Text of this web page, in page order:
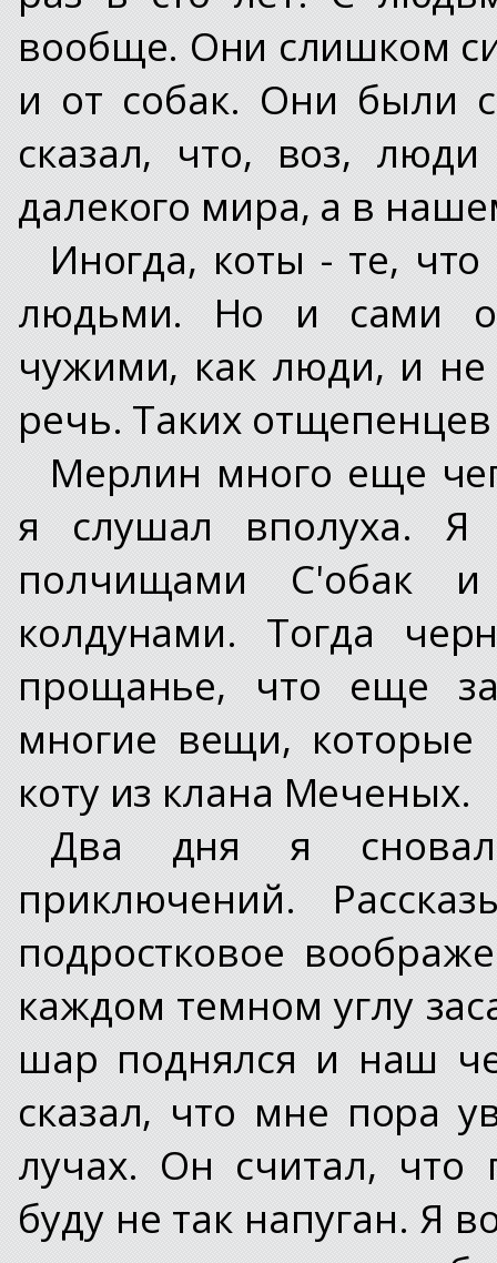
вообще. Они слишком
и от собак. Они были
сказал, что, воз,
далекого мира, а в
Иногда, коты - те,
людьми. Но и сами
чужими, как люди, и
речь. Таких
Мерлин много еще
я слушал вполуха.
полчищами С'обак
колдунами. Тогда
прощанье, что еще
многие вещи, которые
коту из клана Меченых.
Два дня я
приключений.
подростковое
каждом темном углу
шар поднялся и наш
сказал, что мне пора
лучах. Он считал,
буду не так напуган. Я